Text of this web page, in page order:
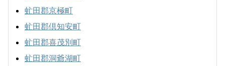
虻田郡京極町
虻田郡倶知安町
虻田郡喜茂別町
虻田郡洞爺湖町